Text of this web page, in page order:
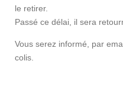
le retirer.
Passé ce délai, il sera
Vous serez informé, par
colis.